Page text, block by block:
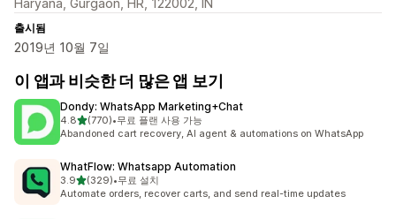
Haryana, Gurgaon, HR, 122002, IN
출시됨
2019년 10월 7일
이 앱과 비슷한 더 많은 앱 보기
Dondy: WhatsApp Marketing+Chat
4.8별 5개 중
(770)
총 리뷰 770개
•무료 플랜 사용 가능
Abandoned cart recovery, AI agent & automations on WhatsApp
WhatFlow: Whatsapp Automation
3.9별 5개 중
(329)
총 리뷰 329개
•무료 설치
Automate orders, recover carts, and send real-time updates